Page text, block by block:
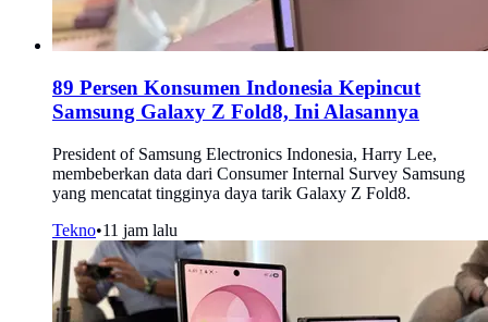
89 Persen Konsumen Indonesia Kepincut
Samsung Galaxy Z Fold8, Ini Alasannya
President of Samsung Electronics Indonesia, Harry Lee,
membeberkan data dari Consumer Internal Survey Samsung
yang mencatat tingginya daya tarik Galaxy Z Fold8.
Tekno•11 jam lalu